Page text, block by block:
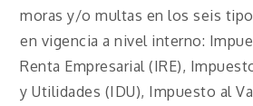
moras y/o multas en los seis
en vigencia a nivel interno:
Renta Empresarial (IRE),
y Utilidades (IDU), Impuesto al